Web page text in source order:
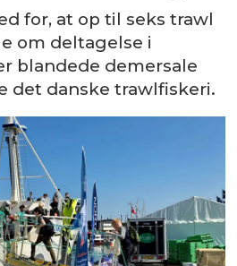
for, at op til seks trawl
om deltagelse i
blandede demersale
det danske trawlfiskeri.